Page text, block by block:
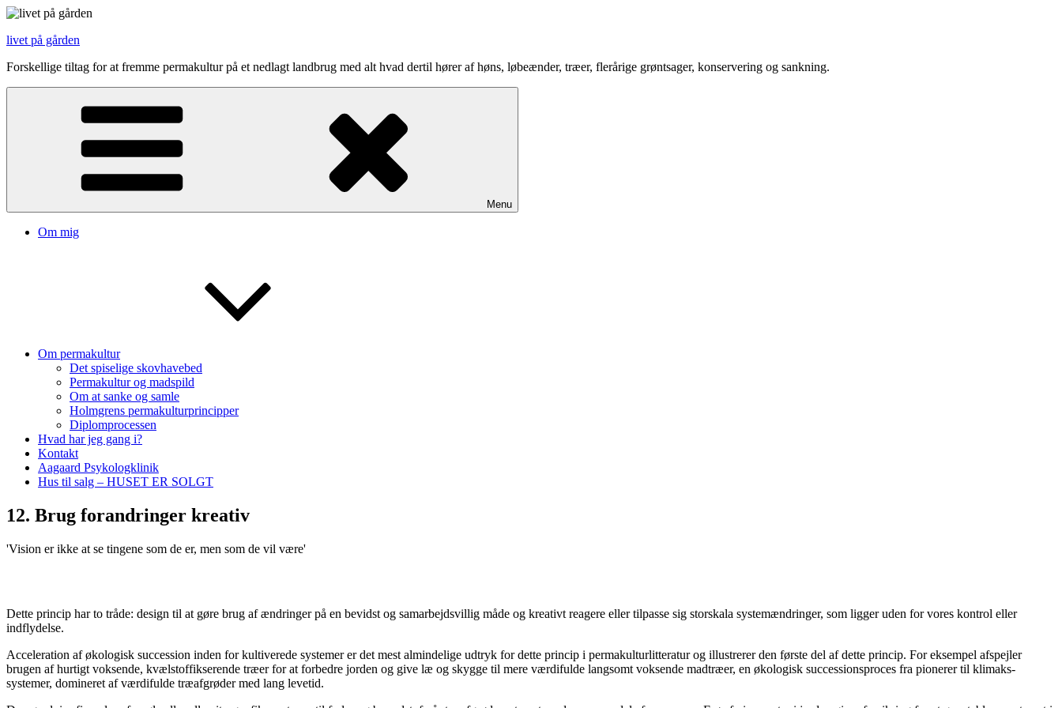
Videre
indhold
livet på gården
Forskellige tiltag for at fremme permakultur på et nedlagt landbrug med alt hvad dertil hører af høns, løbeænder, træer, flerårige grøntsager, konservering og sankning.
Menu
Om mig
Om permakultur
Det spiselige skovhavebed
Permakultur og madspild
Om at sanke og samle
Holmgrens permakulturprincipper
Diplomprocessen
Hvad har jeg gang i?
Kontakt
Aagaard Psykologklinik
Hus til salg – HUSET ER SOLGT
12. Brug forandringer kreativ
'Vision er ikke at se tingene som de er, men som de vil være'
Dette princip har to tråde: design til at gøre brug af ændringer på en bevidst og samarbejdsvillig måde og kreativt reagere eller tilpasse sig storskala systemændringer, som ligger uden for vores kontrol eller
indflydelse.
Acceleration af økologisk succession inden for kultiverede systemer er det mest almindelige udtryk for dette princip i permakulturlitteratur og illustrerer den første del af dette princip. For eksempel afspejler
brugen af ​​hurtigt voksende, kvælstoffikserende træer for at forbedre jorden og give læ og skygge til mere værdifulde langsomt voksende madtræer, en økologisk successionsproces fra pionerer til klimaks-
systemer, domineret af værdifulde træafgrøder med lang levetid.